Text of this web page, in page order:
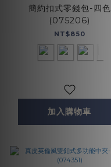
簡約扣式零錢包-四色
(075206)
NT$850
加入購物車